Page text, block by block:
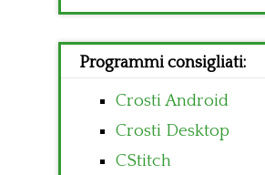
Programmi consigliati:
Crosti Android
Crosti Desktop
CStitch